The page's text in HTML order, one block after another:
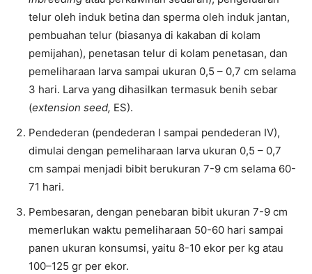
telur oleh induk betina dan sperma oleh induk jantan,
pembuahan telur (biasanya di kakaban di kolam
pemijahan), penetasan telur di kolam penetasan, dan
pemeliharaan larva sampai ukuran 0,5 – 0,7 cm selama
3 hari. Larva yang dihasilkan termasuk benih sebar
(extension seed, ES).
Pendederan (pendederan I sampai pendederan IV),
dimulai dengan pemeliharaan larva ukuran 0,5 – 0,7
cm sampai menjadi bibit berukuran 7-9 cm selama 60-
71 hari.
Pembesaran, dengan penebaran bibit ukuran 7-9 cm
memerlukan waktu pemeliharaan 50-60 hari sampai
panen ukuran konsumsi, yaitu 8-10 ekor per kg atau
100–125 gr per ekor.